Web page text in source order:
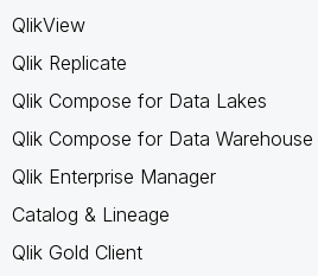
QlikView
Qlik Replicate
Qlik Compose for Data Lakes
Qlik Compose for Data Warehouse
Qlik Enterprise Manager
Catalog & Lineage
Qlik Gold Client